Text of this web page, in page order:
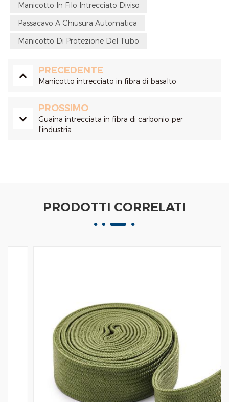
Manicotto In Filo Intrecciato Diviso
Passacavo A Chiusura Automatica
Manicotto Di Protezione Del Tubo
PRECEDENTE
Manicotto intrecciato in fibra di basalto
PROSSIMO
Guaina intrecciata in fibra di carbonio per
l'industria
PRODOTTI CORRELATI